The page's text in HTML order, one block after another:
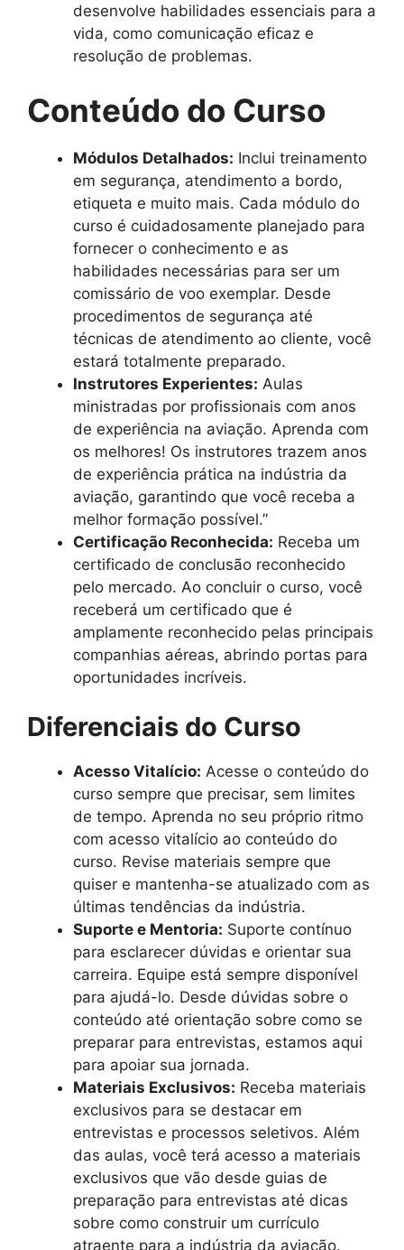
desenvolve habilidades essenciais para a
vida, como comunicação eficaz e
resolução de problemas.
Conteúdo do Curso
Módulos Detalhados: Inclui treinamento
em segurança, atendimento a bordo,
etiqueta e muito mais. Cada módulo do
curso é cuidadosamente planejado para
fornecer o conhecimento e as
habilidades necessárias para ser um
comissário de voo exemplar. Desde
procedimentos de segurança até
técnicas de atendimento ao cliente, você
estará totalmente preparado.
Instrutores Experientes: Aulas
ministradas por profissionais com anos
de experiência na aviação. Aprenda com
os melhores! Os instrutores trazem anos
de experiência prática na indústria da
aviação, garantindo que você receba a
melhor formação possível.”
Certificação Reconhecida: Receba um
certificado de conclusão reconhecido
pelo mercado. Ao concluir o curso, você
receberá um certificado que é
amplamente reconhecido pelas principais
companhias aéreas, abrindo portas para
oportunidades incríveis.
Diferenciais do Curso
Acesso Vitalício: Acesse o conteúdo do
curso sempre que precisar, sem limites
de tempo. Aprenda no seu próprio ritmo
com acesso vitalício ao conteúdo do
curso. Revise materiais sempre que
quiser e mantenha-se atualizado com as
últimas tendências da indústria.
Suporte e Mentoria: Suporte contínuo
para esclarecer dúvidas e orientar sua
carreira. Equipe está sempre disponível
para ajudá-lo. Desde dúvidas sobre o
conteúdo até orientação sobre como se
preparar para entrevistas, estamos aqui
para apoiar sua jornada.
Materiais Exclusivos: Receba materiais
exclusivos para se destacar em
entrevistas e processos seletivos. Além
das aulas, você terá acesso a materiais
exclusivos que vão desde guias de
preparação para entrevistas até dicas
sobre como construir um currículo
atraente para a indústria da aviação.